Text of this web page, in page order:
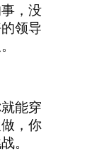
，没
领导
能穿
，你
。